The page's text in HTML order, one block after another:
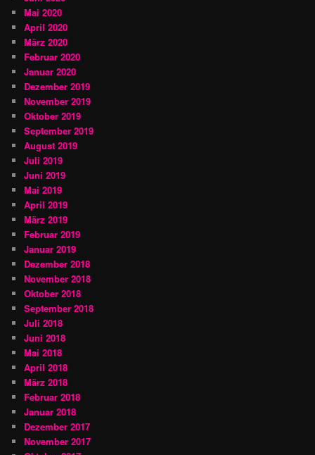
Mai 2020
April 2020
März 2020
Februar 2020
Januar 2020
Dezember 2019
November 2019
Oktober 2019
September 2019
August 2019
Juli 2019
Juni 2019
Mai 2019
April 2019
März 2019
Februar 2019
Januar 2019
Dezember 2018
November 2018
Oktober 2018
September 2018
Juli 2018
Juni 2018
Mai 2018
April 2018
März 2018
Februar 2018
Januar 2018
Dezember 2017
November 2017